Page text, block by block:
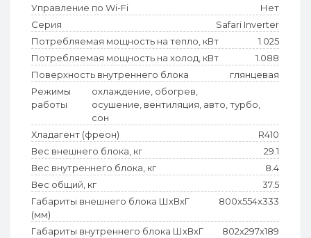
Управление по Wi-Fi
Нет
Серия
Safari Inverter
Потребляемая мощность на тепло, кВт
1.025
Потребляемая мощность на холод, кВт
1.088
Поверхность внутреннего блока
глянцевая
Режимы
работы
охлаждение, обогрев,
осушение, вентиляция, авто, турбо,
сон
Хладагент (фреон)
R410
Вес внешнего блока, кг
29.1
Вес внутреннего блока, кг
8.4
Вес общий, кг
37.5
Габариты внешнего блока ШхВхГ
(мм)
800x554x333
Габариты внутреннего блока ШхВхГ
802x297x189